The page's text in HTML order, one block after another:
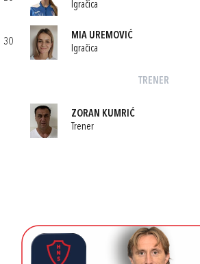
Igračica
30
MIA UREMOVIĆ
Igračica
TRENER
ZORAN KUMRIĆ
Trener